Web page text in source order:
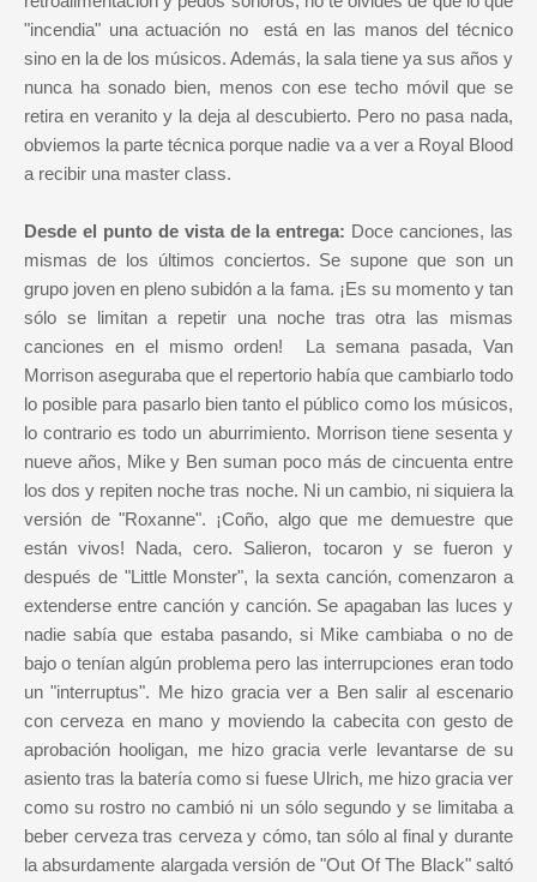
"incendia" una actuación no está en las manos del técnico
sino en la de los músicos. Además, la sala tiene ya sus años y
nunca ha sonado bien, menos con ese techo móvil que se
retira en veranito y la deja al descubierto. Pero no pasa nada,
obviemos la parte técnica porque nadie va a ver a Royal Blood
a recibir una master class.
Desde el punto de vista de la entrega: Doce canciones, las
mismas de los últimos conciertos. Se supone que son un
grupo joven en pleno subidón a la fama. ¡Es su momento y tan
sólo se limitan a repetir una noche tras otra las mismas
canciones en el mismo orden! La semana pasada, Van
Morrison aseguraba que el repertorio había que cambiarlo todo
lo posible para pasarlo bien tanto el público como los músicos,
lo contrario es todo un aburrimiento. Morrison tiene sesenta y
nueve años, Mike y Ben suman poco más de cincuenta entre
los dos y repiten noche tras noche. Ni un cambio, ni siquiera la
versión de "Roxanne". ¡Coño, algo que me demuestre que
están vivos! Nada, cero. Salieron, tocaron y se fueron y
después de "Little Monster", la sexta canción, comenzaron a
extenderse entre canción y canción. Se apagaban las luces y
nadie sabía que estaba pasando, si Mike cambiaba o no de
bajo o tenían algún problema pero las interrupciones eran todo
un "interruptus". Me hizo gracia ver a Ben salir al escenario
con cerveza en mano y moviendo la cabecita con gesto de
aprobación hooligan, me hizo gracia verle levantarse de su
asiento tras la batería como si fuese Ulrich, me hizo gracia ver
como su rostro no cambió ni un sólo segundo y se limitaba a
beber cerveza tras cerveza y cómo, tan sólo al final y durante
la absurdamente alargada versión de "Out Of The Black" saltó